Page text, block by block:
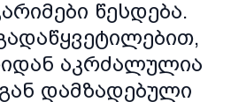
წესდება.
აკრძალულია
დამზადებული